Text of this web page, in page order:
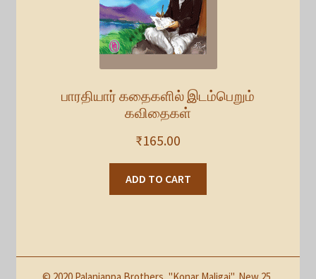
பாரதியார் கதைகளில் இடம்பெறும்
கவிதைகள்
₹165.00
ADD TO CART